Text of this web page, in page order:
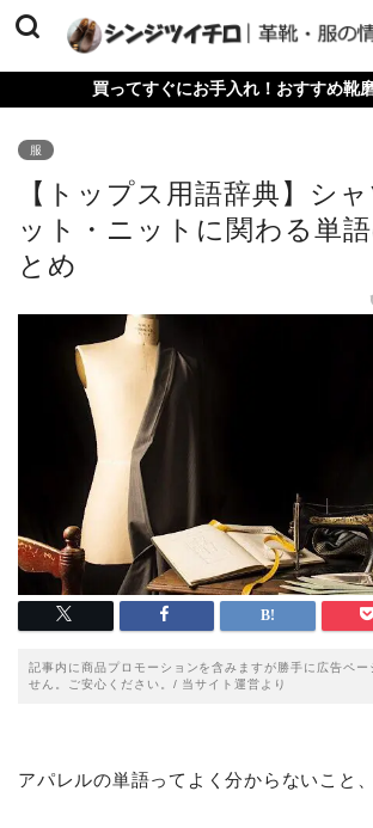
買ってすぐにお手入れ！おすすめ靴
服
【トップス用語辞典】シ
ット・ニットに関わる単
とめ
記事内に商品プロモーションを含みますが勝手に広告ペー
せん。ご安心ください。/ 当サイト運営より
アパレルの単語ってよく分からないこと